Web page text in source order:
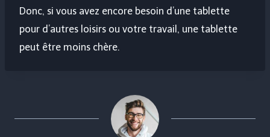
Donc, si vous avez encore besoin d’une tablette
pour d’autres loisirs ou votre travail, une tablette
peut être moins chère.